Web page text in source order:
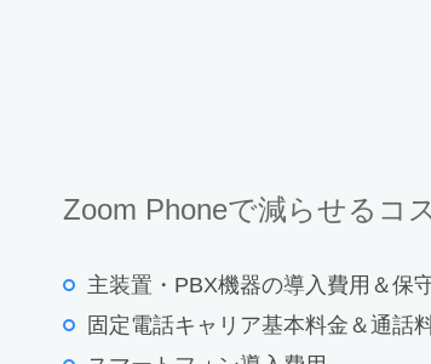
Zoom Phoneで減らせるコ
主装置・PBX機器の導入費用＆保
固定電話キャリア基本料金＆通話